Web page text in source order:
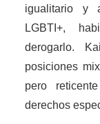
igualitario y
LGBTI+,
derogarlo.
posiciones
pero
derechos